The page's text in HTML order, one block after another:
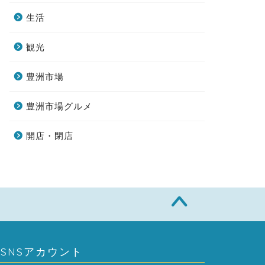
生活
観光
豊洲市場
豊洲市場グルメ
開店・閉店
SNSアカウント